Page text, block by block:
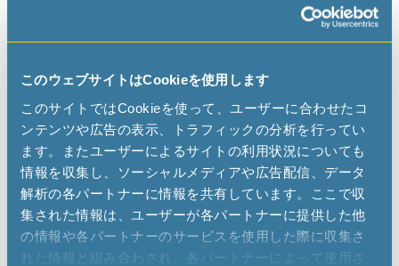
このウェブサイトはCookieを使用します
このサイトではCookieを使って、ユーザーに合わせたコ
ンテンツや広告の表示、トラフィックの分析を行ってい
ます。またユーザーによるサイトの利用状況についても
情報を収集し、ソーシャルメディアや広告配信、データ
解析の各パートナーに情報を共有しています。ここで収
集された情報は、ユーザーが各パートナーに提供した他
の情報や各パートナーのサービスを使用した際に収集さ
れた情報と組み合わされ、各パートナーによって使用さ
Phone
+886 2 2652 3689
sales.taiwan
microcrystal com
DISTRIBUTORS
Arrow